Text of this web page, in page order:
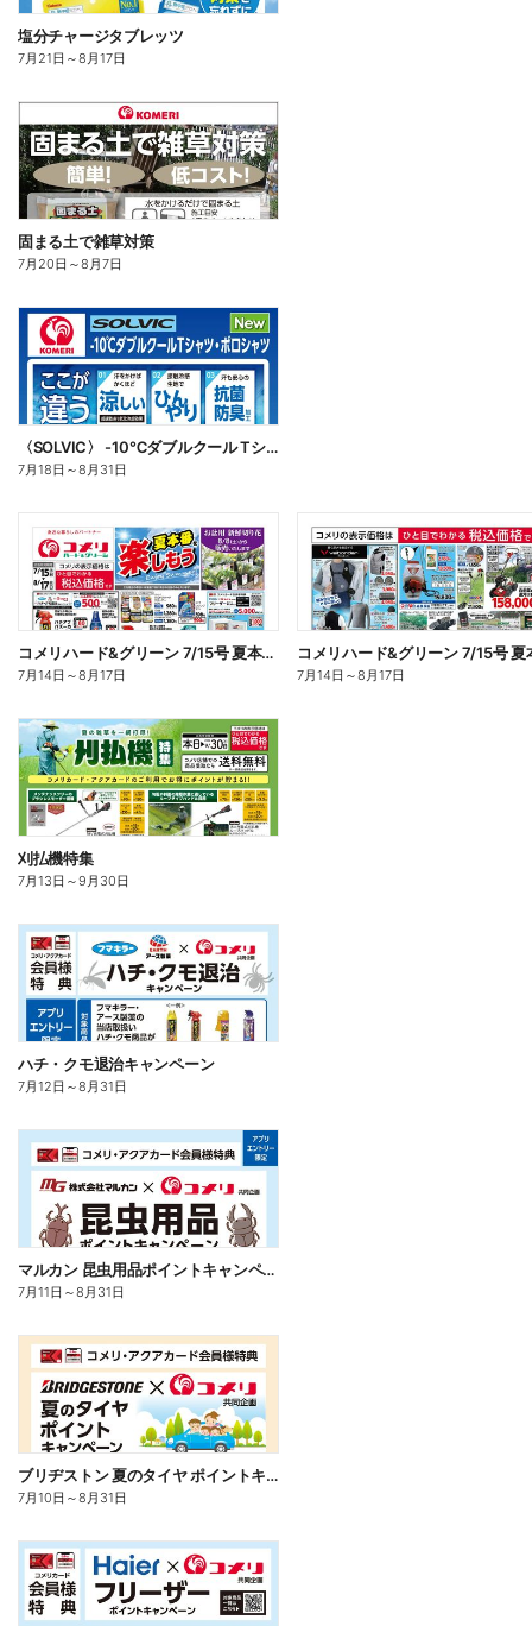
塩分チャージタブレッツ
7月21日 ～8月17日
固まる土で雑草対策
7月20日 ～8月7日
〈SOLVIC〉 -10℃ダブルクール Tシャツ・ポロシャツ
7月18日 ～8月31日
コメリハード&グリーン 7/15号 夏本番を楽しもう オモテ
7月14日 ～8月17日 7月14日 ～8月17日
刈払機特集
7月13日 ～9月30日
ハチ・クモ退治キャンペーン
7月12日 ～8月31日
マルカン 昆虫用品ポイントキャンペーン
7月11日 ～8月31日
ブリヂストン 夏のタイヤ ポイントキャンペーン
7月10日 ～8月31日